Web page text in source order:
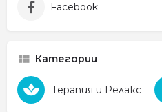
Facebook
Категории
Терапия и Релакс